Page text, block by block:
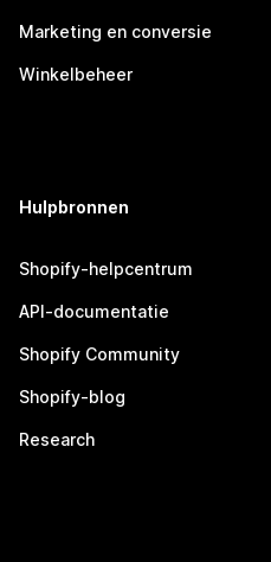
Marketing en conversie
Winkelbeheer
Hulpbronnen
Shopify-helpcentrum
API-documentatie
Shopify Community
Shopify-blog
Research